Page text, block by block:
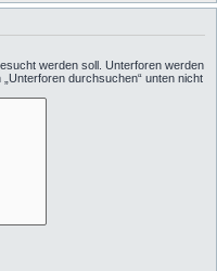
werden soll. Unterforen werden
durchsuchen“ unten nicht